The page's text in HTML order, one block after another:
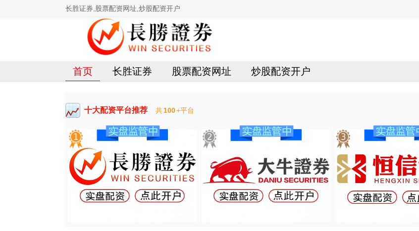
长胜证券,股票配资网址,炒股配资开户
首页 长胜证券 股票配资网址 炒股配资开户
十大配资平台推荐 共100+平台